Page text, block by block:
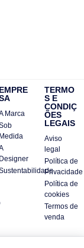
EMPRE
Marca
Medida
Designer
TERMO
S E
CONDIÇ
ÕES
LEGAIS
Aviso
legal
Política de
Privacidade
Política de
cookies
Termos de
venda